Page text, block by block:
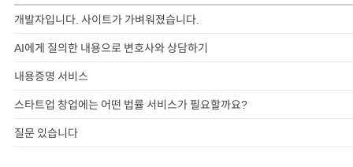
개발자입니다. 사이트가 가벼워졌습니다.
AI에게 질의한 내용으로 변호사와 상담하기
내용증명 서비스
스타트업 창업에는 어떤 법률 서비스가 필요할까요?
질문 있습니다